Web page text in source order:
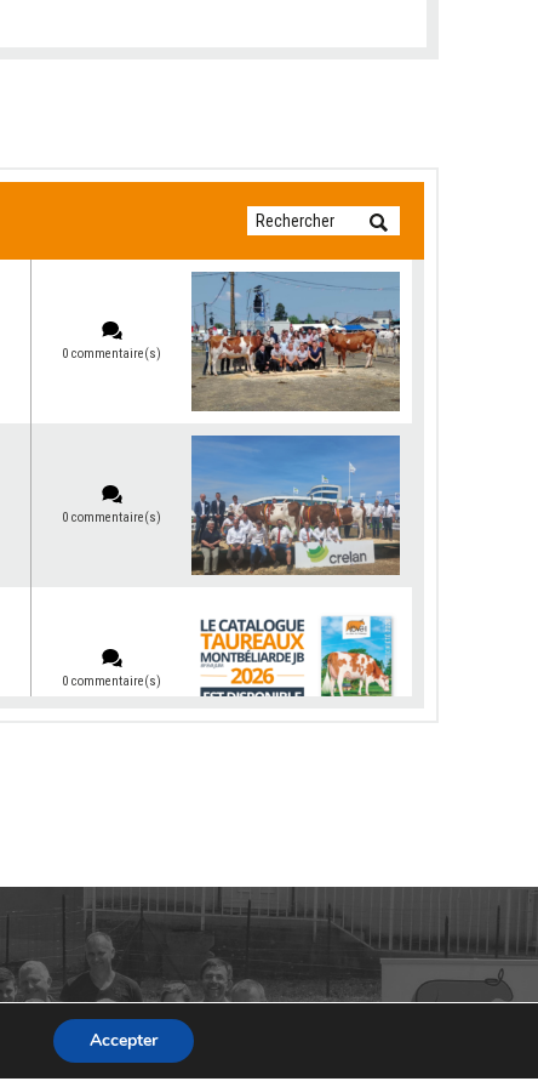
0 commentaire(s)
0 commentaire(s)
0 commentaire(s)
0 commentaire(s)
0 commentaire(s)
Accepter